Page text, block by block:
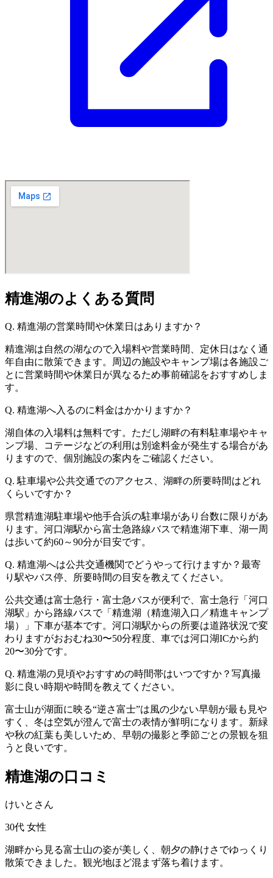
精進湖のよくある質問
Q. 精進湖の営業時間や休業日はありますか？
精進湖は自然の湖なので入場料や営業時間、定休日はなく通
年自由に散策できます。周辺の施設やキャンプ場は各施設ご
とに営業時間や休業日が異なるため事前確認をおすすめしま
す。
Q. 精進湖へ入るのに料金はかかりますか？
湖自体の入場料は無料です。ただし湖畔の有料駐車場やキャ
ンプ場、コテージなどの利用は別途料金が発生する場合があ
りますので、個別施設の案内をご確認ください。
Q. 駐車場や公共交通でのアクセス、湖畔の所要時間はどれ
くらいですか？
県営精進湖駐車場や他手合浜の駐車場があり台数に限りがあ
ります。河口湖駅から富士急路線バスで精進湖下車、湖一周
は歩いて約60～90分が目安です。
Q. 精進湖へは公共交通機関でどうやって行けますか？最寄
り駅やバス停、所要時間の目安を教えてください。
公共交通は富士急行・富士急バスが便利で、富士急行「河口
湖駅」から路線バスで「精進湖（精進湖入口／精進キャンプ
場）」下車が基本です。河口湖駅からの所要は道路状況で変
わりますがおおむね30〜50分程度、車では河口湖ICから約
20〜30分です。
Q. 精進湖の見頃やおすすめの時間帯はいつですか？写真撮
影に良い時期や時間を教えてください。
富士山が湖面に映る“逆さ富士”は風の少ない早朝が最も見や
すく、冬は空気が澄んで富士の表情が鮮明になります。新緑
や秋の紅葉も美しいため、早朝の撮影と季節ごとの景観を狙
うと良いです。
精進湖の口コミ
けいとさん
30代 女性
湖畔から見る富士山の姿が美しく、朝夕の静けさでゆっくり
散策できました。観光地ほど混まず落ち着けます。